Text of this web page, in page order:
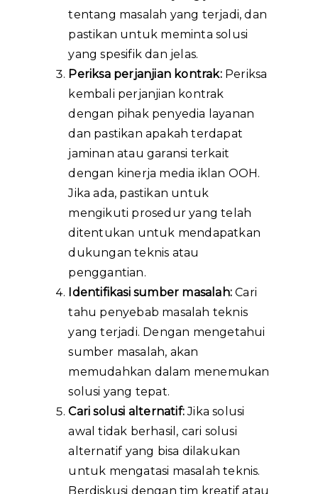
tentang masalah yang terjadi, dan
pastikan untuk meminta solusi
yang spesifik dan jelas.
Periksa perjanjian kontrak:Periksa
kembali perjanjian kontrak
dengan pihak penyedia layanan
dan pastikan apakah terdapat
jaminan atau garansi terkait
dengan kinerja media iklan OOH.
Jika ada, pastikan untuk
mengikuti prosedur yang telah
ditentukan untuk mendapatkan
dukungan teknis atau
penggantian.
Identifikasi sumber masalah:Cari
tahu penyebab masalah teknis
yang terjadi. Dengan mengetahui
sumber masalah, akan
memudahkan dalam menemukan
solusi yang tepat.
Cari solusi alternatif:Jika solusi
awal tidak berhasil, cari solusi
alternatif yang bisa dilakukan
untuk mengatasi masalah teknis.
Berdiskusi dengan tim kreatif atau